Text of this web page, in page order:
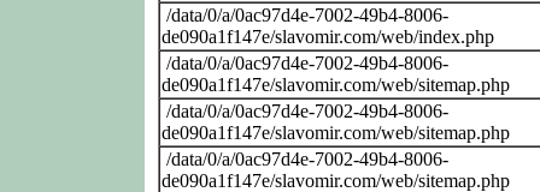
/data/0/a/0ac97d4e-7002-49b4-8006-
de090a1f147e/slavomir.com/web/index.php
/data/0/a/0ac97d4e-7002-49b4-8006-
de090a1f147e/slavomir.com/web/sitemap.php
/data/0/a/0ac97d4e-7002-49b4-8006-
de090a1f147e/slavomir.com/web/sitemap.php
/data/0/a/0ac97d4e-7002-49b4-8006-
de090a1f147e/slavomir.com/web/sitemap.php